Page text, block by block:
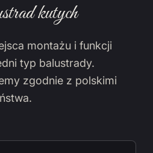
kutych
montażu i funkcji
typ balustrady.
zgodnie z polskimi